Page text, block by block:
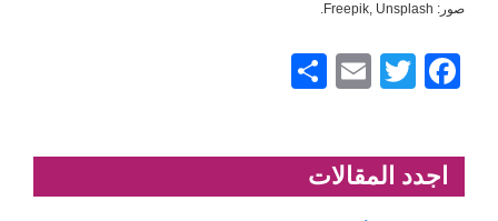
صور: Freepik, Unsplash.
F
e
T
er
E
Primary
اجدد المقالات